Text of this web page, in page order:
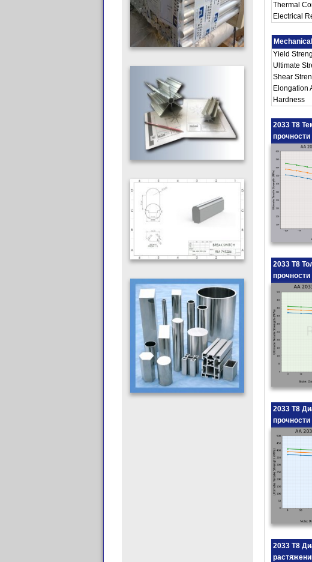
Thermal
Electrical
Yield
Ultimate
Shear
Elongation
Hardness
2033 T8
2033 T8
2033 T8
2033 T8